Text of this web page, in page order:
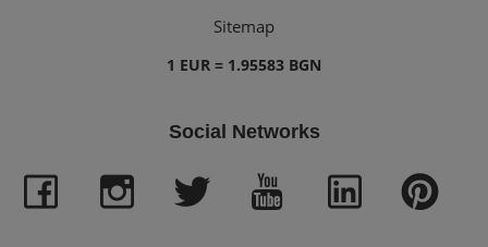
Sitemap
1 EUR = 1.95583 BGN
Social Networks